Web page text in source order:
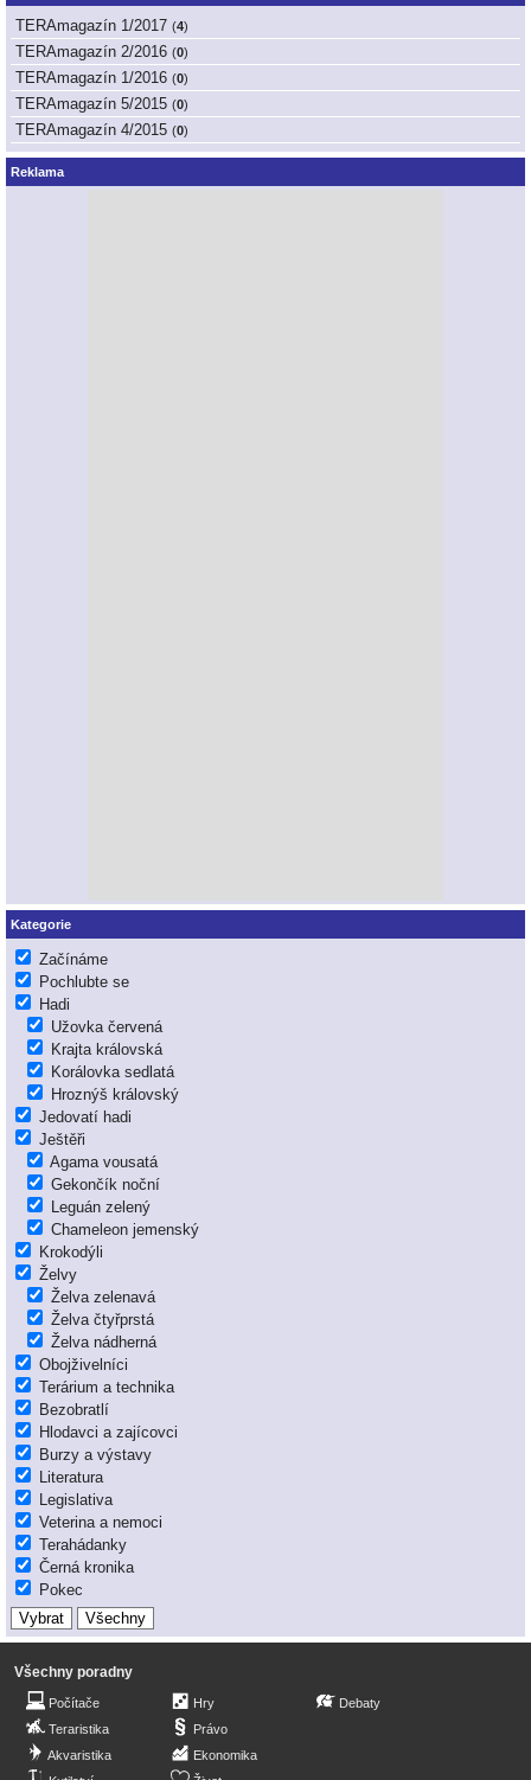
TERAmagazín 1/2017 (4)
TERAmagazín 2/2016 (0)
TERAmagazín 1/2016 (0)
TERAmagazín 5/2015 (0)
TERAmagazín 4/2015 (0)
Reklama
Kategorie
Začínáme
Pochlubte se
Hadi
Užovka červená
Krajta královská
Korálovka sedlatá
Hroznýš královský
Jedovatí hadi
Ještěři
Agama vousatá
Gekončík noční
Leguán zelený
Chameleon jemenský
Krokodýli
Želvy
Želva zelenavá
Želva čtyřprstá
Želva nádherná
Obojživelníci
Terárium a technika
Bezobratlí
Hlodavci a zajícovci
Burzy a výstavy
Literatura
Legislativa
Veterina a nemoci
Terahádanky
Černá kronika
Pokec
Všechny poradny
Počítače
Teraristika
Akvaristika
Hry
Právo
Ekonomika
Debaty